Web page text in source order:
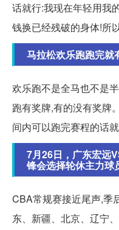
话就行:我现在年轻用我
钱换已经残破的身体!所
马拉松欢乐跑跑完就
欢乐跑不是全马也不是
跑有奖牌,有的没有奖牌
间内可以跑完赛程的话
7月26日，广东宏远
锋会选择轮休主力球
CBA常规赛接近尾声,季
东、新疆、北京、辽宁